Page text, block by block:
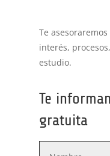
Te
interés,
estudio.
Te
gratuita